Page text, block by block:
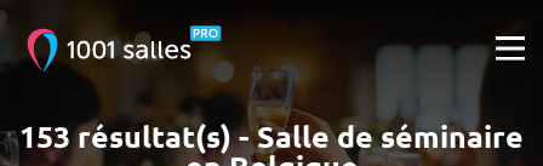
153 résultat(s) - Salle de séminaire